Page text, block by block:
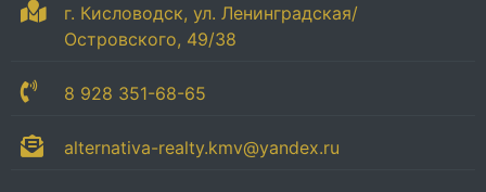
г. Кисловодск, ул. Ленинградская/
Островского, 49/38
8 928 351-68-65
alternativa-realty.kmv@yandex.ru